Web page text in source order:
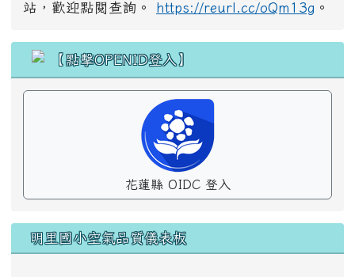
站，歡迎點閱查詢。
https://reurl.cc/oQm13g 。
花蓮縣 OIDC 登入
明里國小空氣品質儀表板